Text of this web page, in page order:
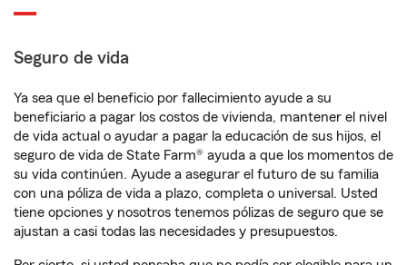
Seguro de vida
Ya sea que el beneficio por fallecimiento ayude a su
beneficiario a pagar los costos de vivienda, mantener el nivel
de vida actual o ayudar a pagar la educación de sus hijos, el
seguro de vida de State Farm® ayuda a que los momentos de
su vida continúen. Ayude a asegurar el futuro de su familia
con una póliza de vida a plazo, completa o universal. Usted
tiene opciones y nosotros tenemos pólizas de seguro que se
ajustan a casi todas las necesidades y presupuestos.